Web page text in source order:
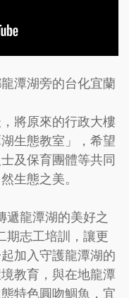
潭湖旁的台化宜蘭
將原來的行政大樓
生態教室」，希望
及保育團體等共同
生態之美。
龍潭湖的美好之
期志工培訓，讓更
加入守護龍潭湖的
教育，與在地龍潭
特色圓吻鯝魚，宜